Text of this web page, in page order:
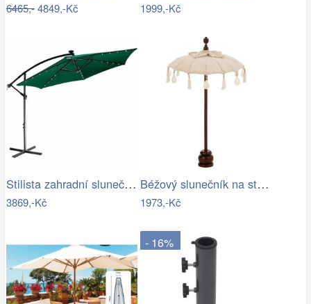
6465,-4849,-Kč 1999,-Kč
Stilista zahradní slunečník 350 cm…
3869,-Kč
Béžový slunečník na stůl s třásněmi a…
1973,-Kč
- 16%